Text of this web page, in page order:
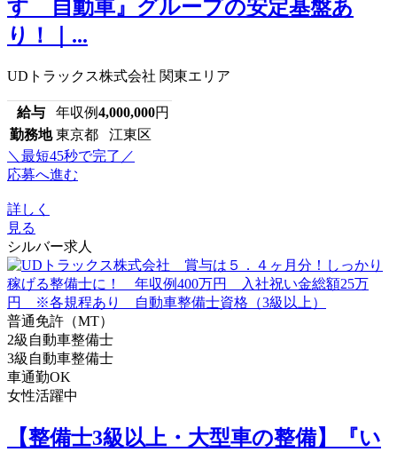
すゞ自動車』グループの安定基盤あ
り！｜...
UDトラックス株式会社 関東エリア
給与 年収例4,000,000円
勤務地 東京都 江東区
＼最短45秒で完了／
応募へ進む
詳しく
見る
シルバー求人
普通免許（MT）
2級自動車整備士
3級自動車整備士
車通勤OK
女性活躍中
【整備士3級以上・大型車の整備】『い